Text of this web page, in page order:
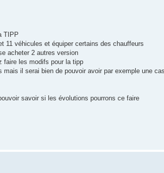
TIPP
11 véhicules et équiper certains des chauffeurs
acheter 2 autres version
faire les modifs pour la tipp
il serai bien de pouvoir avoir par exemple une
savoir si les évolutions pourrons ce faire